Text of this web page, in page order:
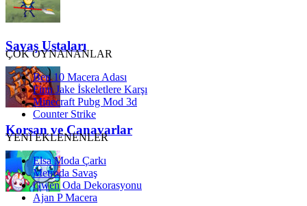
Savaş Ustaları
Korsan ve Canavarlar
ÇOK OYNANANLAR
Ben 10 Macera Adası
Finn Jake İskeletlere Karşı
Minecraft Pubg Mod 3d
Counter Strike
YENİ EKLENENLER
Elsa Moda Çarkı
Metroda Savaş
Gwen Oda Dekorasyonu
Ajan P Macera